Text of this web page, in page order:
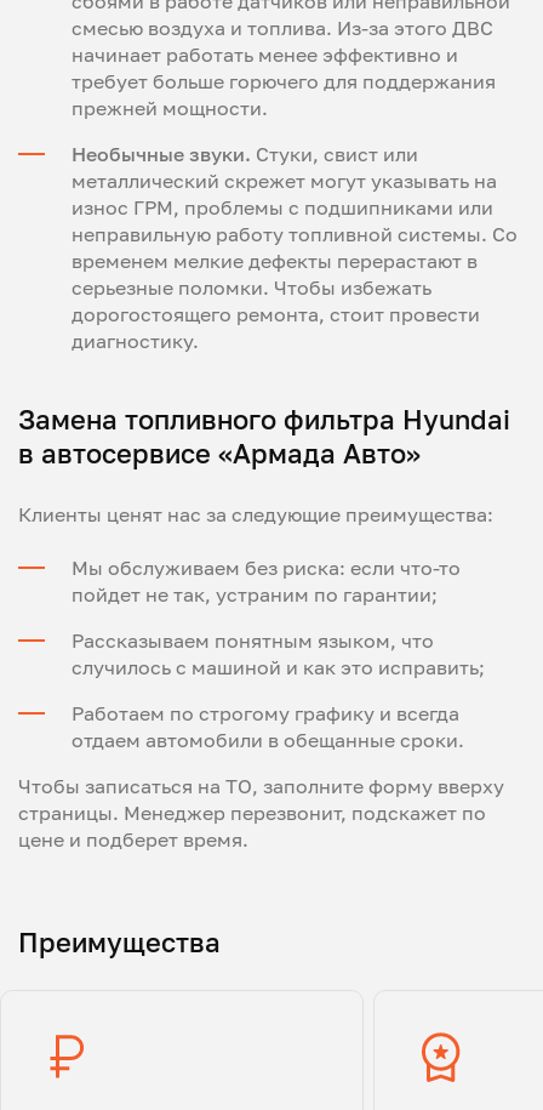
смесью воздуха и топлива. Из-за этого ДВС
начинает работать менее эффективно и
требует больше горючего для поддержания
прежней мощности.
Необычные звуки. Стуки, свист или
металлический скрежет могут указывать на
износ ГРМ, проблемы с подшипниками или
неправильную работу топливной системы. Со
временем мелкие дефекты перерастают в
серьезные поломки. Чтобы избежать
дорогостоящего ремонта, стоит провести
диагностику.
Замена топливного фильтра Hyundai
в автосервисе «Армада Авто»
Клиенты ценят нас за следующие преимущества:
Мы обслуживаем без риска: если что-то
пойдет не так, устраним по гарантии;
Рассказываем понятным языком, что
случилось с машиной и как это исправить;
Работаем по строгому графику и всегда
отдаем автомобили в обещанные сроки.
Чтобы записаться на ТО, заполните форму вверху
страницы. Менеджер перезвонит, подскажет по
цене и подберет время.
Преимущества